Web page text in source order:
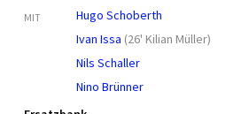
MIT
Hugo Schoberth
Ivan Issa (26' Kilian Müller)
Nils Schaller
Nino Brünner